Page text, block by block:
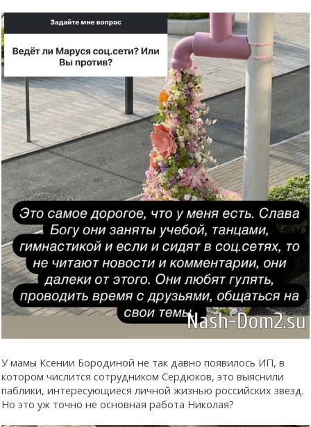
У мамы Ксении Бородиной не так давно появилось ИП, в
котором числится сотрудником Сердюков, это выяснили
паблики, интересующиеся личной жизнью российских звезд.
Но это уж точно не основная работа Николая?